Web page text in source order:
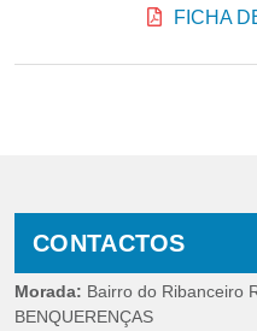
FICHA
CONTACTOS
Morada: Bairro do Ribanceiro
BENQUERENÇAS